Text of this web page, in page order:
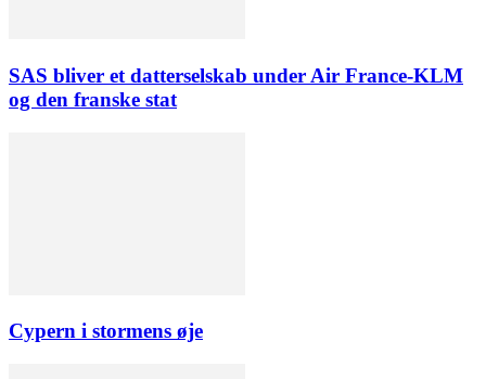
SAS bliver et datterselskab under Air France-KLM
og den franske stat
Cypern i stormens øje